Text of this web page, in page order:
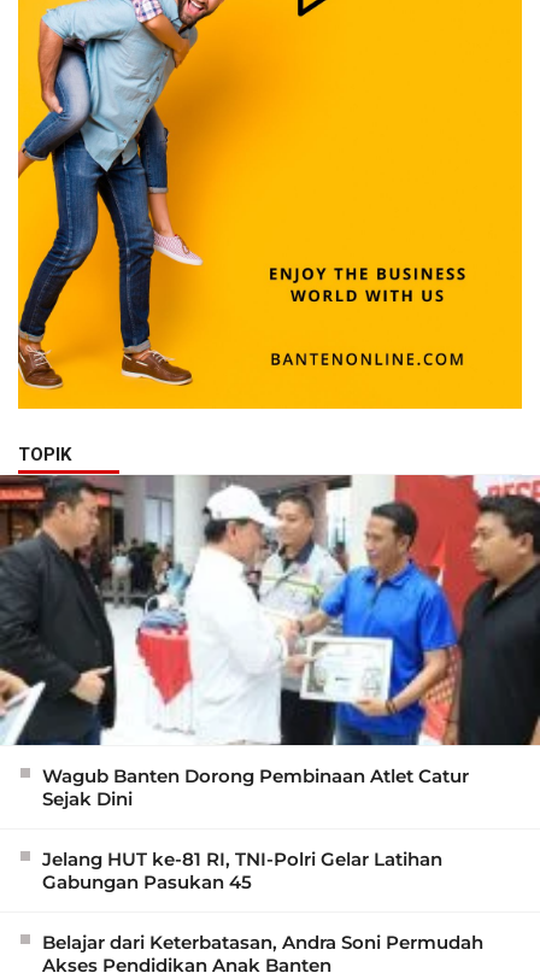
TOPIK
Wagub Banten Dorong Pembinaan Atlet Catur
Sejak Dini
Jelang HUT ke-81 RI, TNI-Polri Gelar Latihan
Gabungan Pasukan 45
Belajar dari Keterbatasan, Andra Soni Permudah
Akses Pendidikan Anak Banten